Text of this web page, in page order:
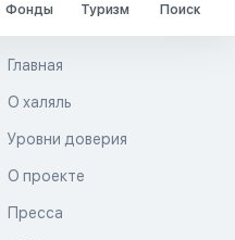
Фонды Туризм Поиск
Главная
О халяль
Уровни доверия
О проекте
Пресса